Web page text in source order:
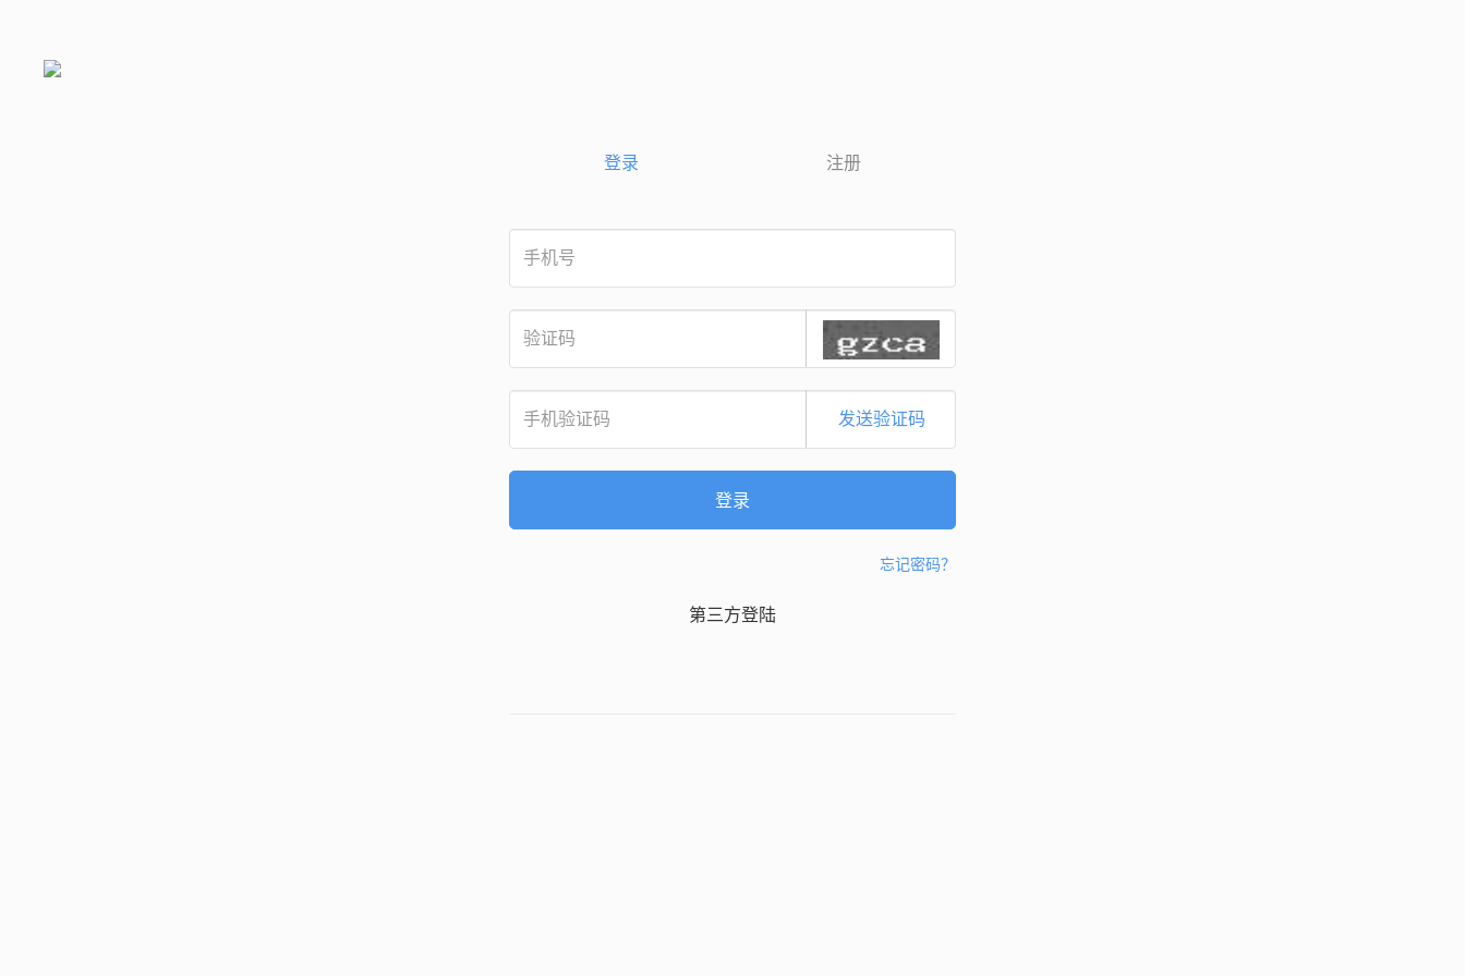
登录 注册
发送验证码
忘记密码？
第三方登陆